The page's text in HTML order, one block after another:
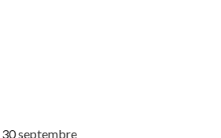
septembre